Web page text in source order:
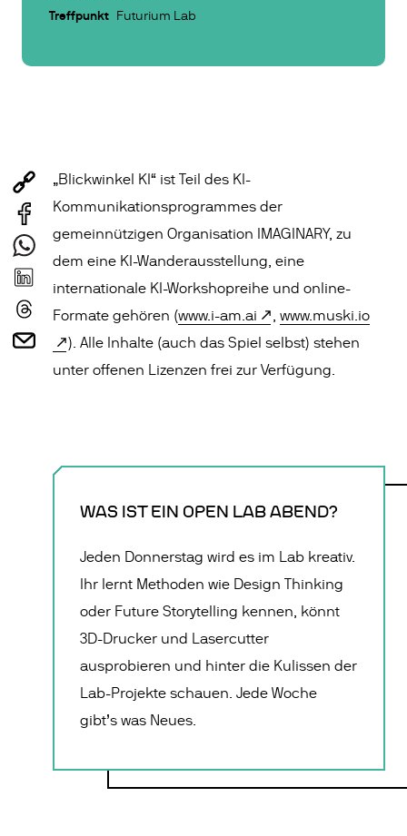
Treffpunkt Futurium Lab
„Blickwinkel KI“ ist Teil des KI-
Kommunikationsprogrammes der
gemeinnützigen Organisation IMAGINARY, zu
dem eine KI-Wanderausstellung, eine
internationale KI-Workshopreihe und online-
Formate gehören (www.i-am.ai ,www.muski.io
). Alle Inhalte (auch das Spiel selbst) stehen
unter offenen Lizenzen frei zur Verfügung.
WAS IST EIN OPEN LAB ABEND?
Jeden Donnerstag wird es im Lab kreativ.
Ihr lernt Methoden wie Design Thinking
oder Future Storytelling kennen, könnt
3D-Drucker und Lasercutter
ausprobieren und hinter die Kulissen der
Lab-Projekte schauen. Jede Woche
gibt’s was Neues.